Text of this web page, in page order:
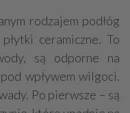
rodzajem podłóg
ceramiczne. To
są odporne na
wpływem wilgoci.
Po pierwsze – są